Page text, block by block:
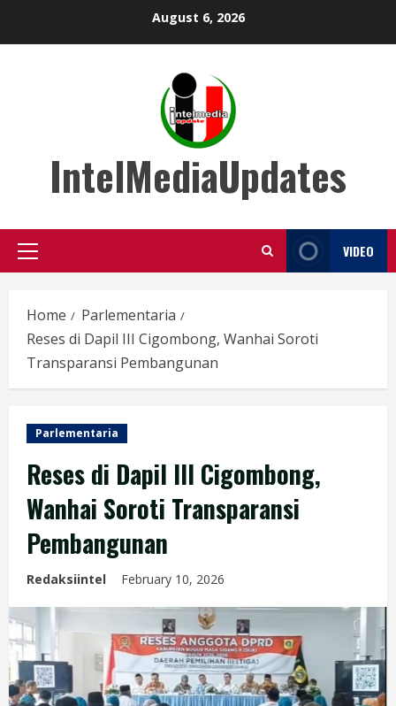
August 6, 2026
IntelMediaUpdates
Primary
VIDEO
Home
Parlementaria
Reses di Dapil III Cigombong, Wanhai Soroti
Transparansi Pembangunan
Parlementaria
Reses di Dapil III Cigombong,
Wanhai Soroti Transparansi
Pembangunan
Redaksiintel February 10, 2026